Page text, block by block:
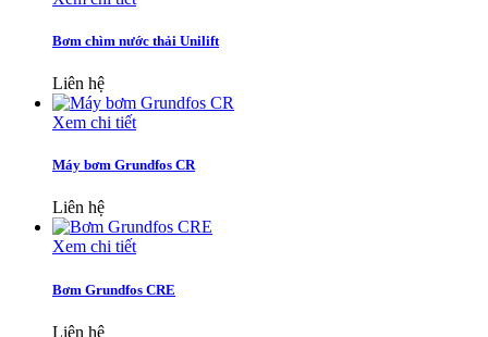
Bơm chìm nước thải Unilift
Liên hệ
Xem chi tiết
Máy bơm Grundfos CR
Liên hệ
Xem chi tiết
Bơm Grundfos CRE
Liên hệ